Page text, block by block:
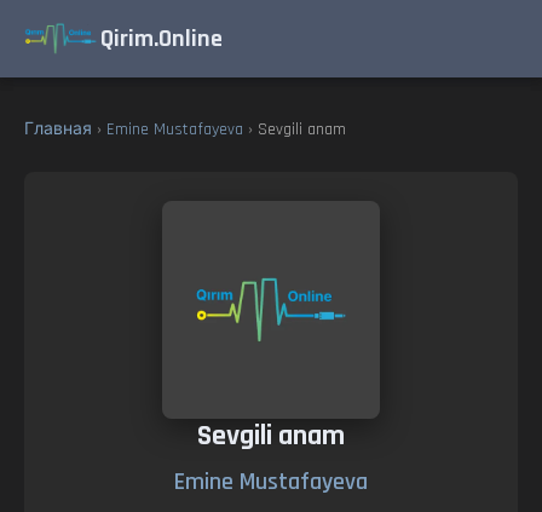
Qirim.Online
Главная › Emine Mustafayeva › Sevgili anam
Sevgili anam
Emine Mustafayeva